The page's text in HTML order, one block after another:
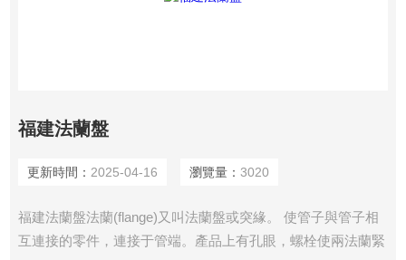
福建法蘭盤
更新時間： 2025-04-16 瀏覽量： 3020
福建法蘭盤法蘭(flange)又叫法蘭盤或突緣。 使管子與管子相
互連接的零件，連接于管端。產品上有孔眼，螺栓使兩法蘭緊